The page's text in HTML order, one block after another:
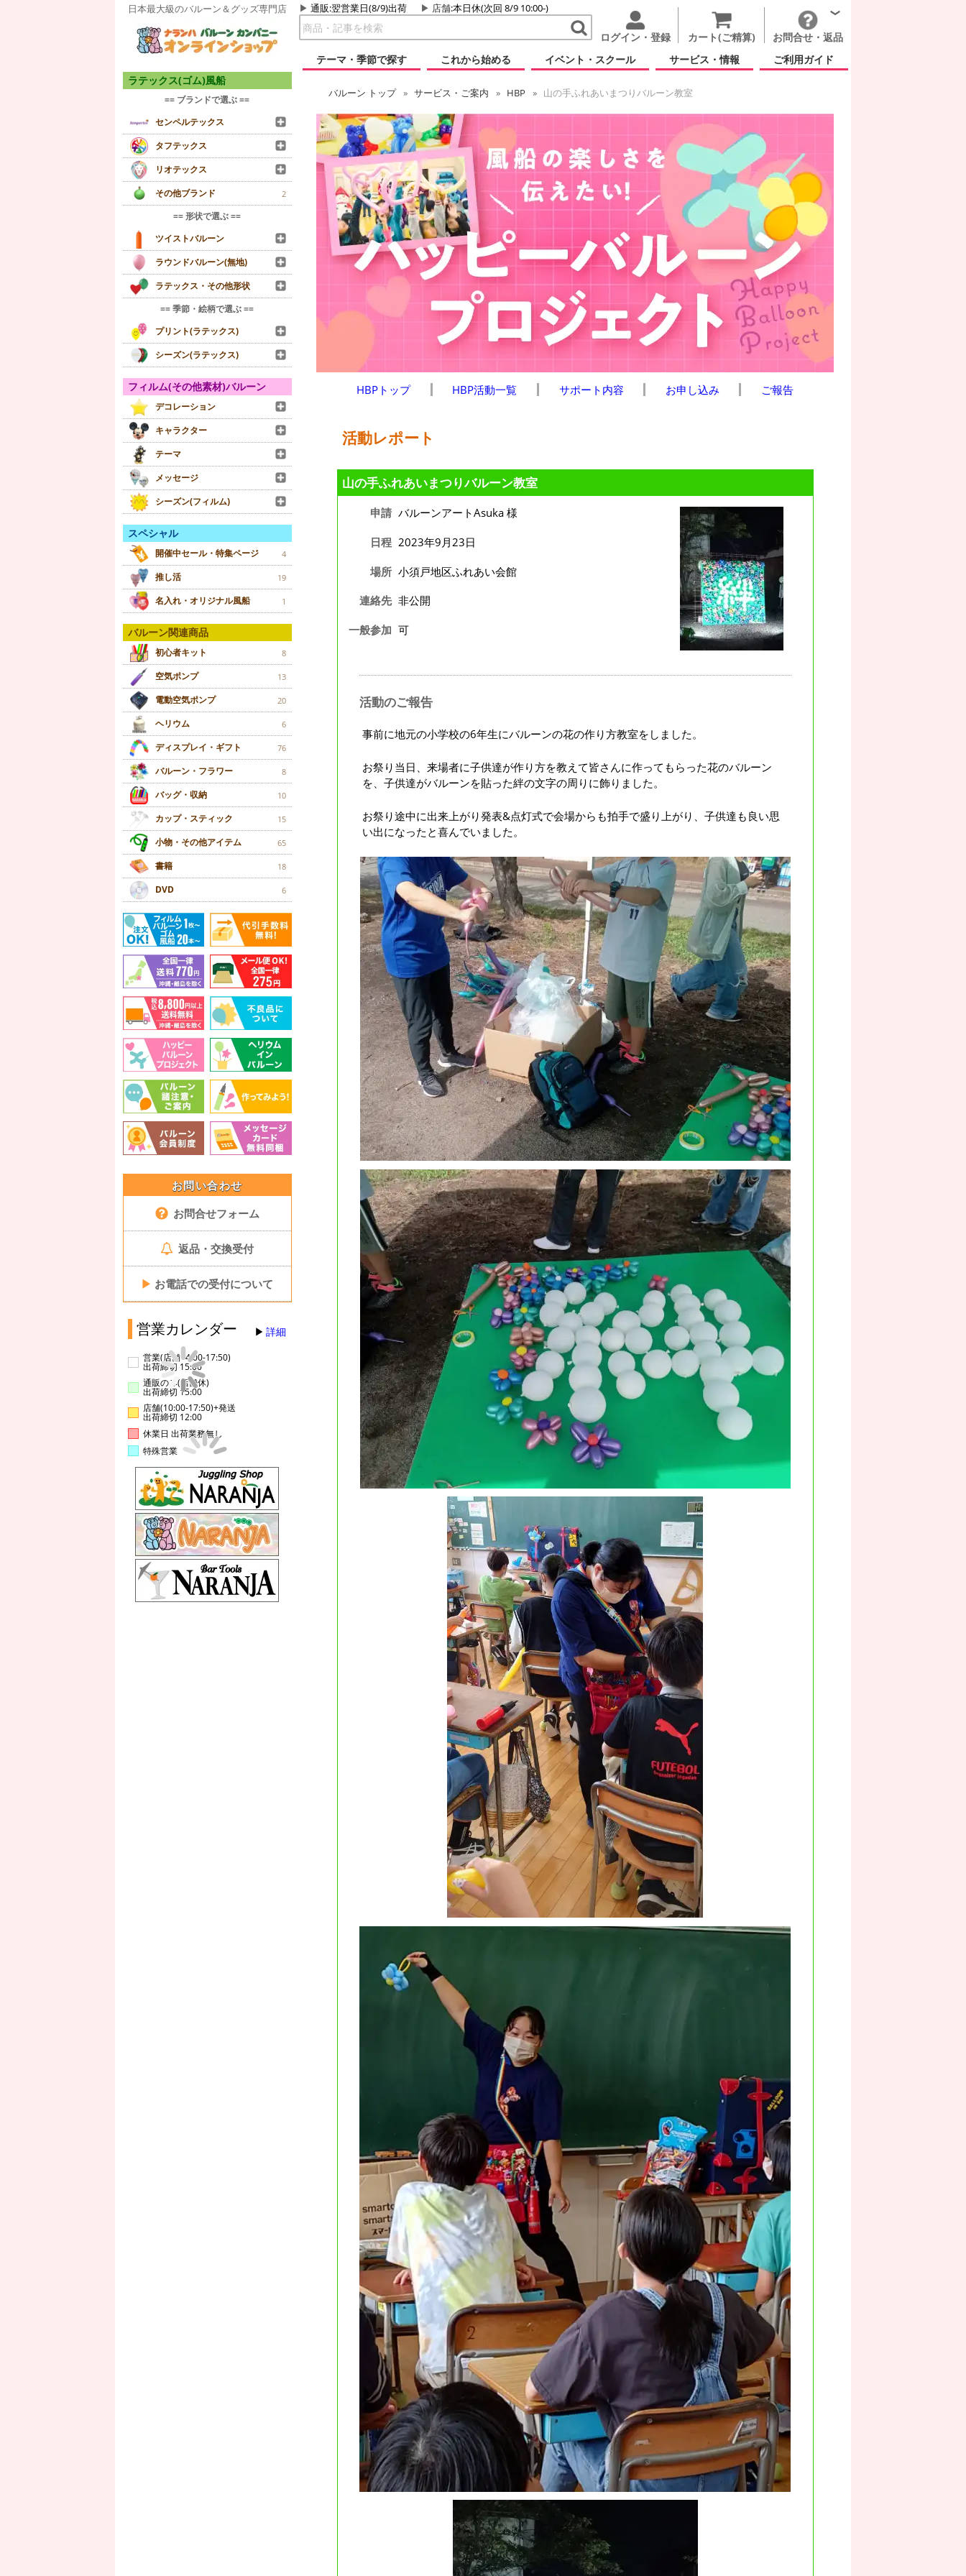
日本最大級のバルーン＆グッズ専門店 通販:翌営業日(8/9)出荷 店舗:本日休(次回 8/9 10:00-)
ログイン・登録 カート(ご精算)
お問合せ・返品
テーマ・季節で探す
これから始める イベント・スクール サービス・情報 ご利用ガイド
ラテックス(ゴム)風船
== ブランドで選ぶ ==
センペルテックス
タフテックス
リオテックス
その他ブランド
2
== 形状で選ぶ ==
ツイストバルーン
ラウンドバルーン(無地)
ラテックス・その他形状
== 季節・絵柄で選ぶ ==
プリント(ラテックス)
シーズン(ラテックス)
フィルム(その他素材)バルーン
デコレーション
キャラクター
テーマ
メッセージ
シーズン(フィルム)
スペシャル
開催中セール・特集ページ 4
推し活 19
名入れ・オリジナル風船 1
バルーン関連商品
初心者キット 8
空気ポンプ 13
電動空気ポンプ 20
ヘリウム 6
ディスプレイ・ギフト 76
バルーン・フラワー 8
バッグ・収納 10
カップ・スティック 15
小物・その他アイテム 65
書籍 18
DVD 6
お問い合わせ
お問合せフォーム
返品・交換受付
▶ お電話での受付について
営業カレンダー 詳細
営業(店舗14:00-17:50)
出荷締切 15:00
通販のみ(店舗休)
出荷締切 15:00
店舗(10:00-17:50)+発送
出荷締切 12:00
休業日 出荷業務無し
特殊営業
バルーン トップ サービス・ご案内 HBP 山の手ふれあいまつりバルーン教室
HBPトップ HBP活動一覧 サポート内容 お申し込み ご報告
活動レポート
山の手ふれあいまつりバルーン教室
申請 バルーンアートAsuka 様
日程 2023年9月23日
場所 小須戸地区ふれあい会館
連絡先 非公開
一般参加 可
活動のご報告
事前に地元の小学校の6年生にバルーンの花の作り方教室をしました。
お祭り当日、来場者に子供達が作り方を教えて皆さんに作ってもらった花のバルーン
を、子供達がバルーンを貼った絆の文字の周りに飾りました。
お祭り途中に出来上がり発表&点灯式で会場からも拍手で盛り上がり、子供達も良い思
い出になったと喜んでいました。